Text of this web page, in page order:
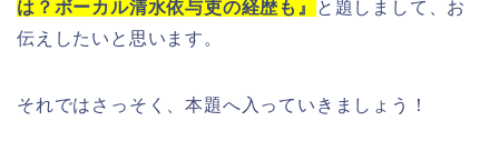
は？ボーカル清水依与吏の経歴も』
と題しまして、お
伝えしたいと思います。
それではさっそく、本題へ入っていきましょう！